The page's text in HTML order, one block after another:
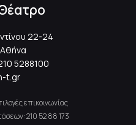
22-24
5288100
t.gr
επικοινωνίας
210 52 88 173